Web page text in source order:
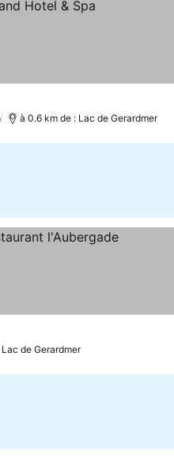
à 0.6 km de : Lac de Gerardmer
de Gerardmer